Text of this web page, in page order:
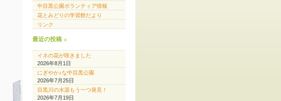
中目黒公園ボランティア情報
花とみどりの学習館だより
リンク
最近の投稿
イネの花が咲きました
2026年8月1日
にぎやか♪な中目黒公園
2026年7月25日
目黒川の水源もう一つ発見！
2026年7月19日